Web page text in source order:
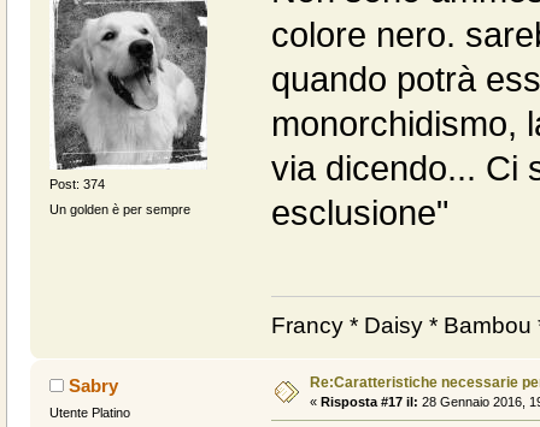
Post: 374
Un golden è per sempre
colore nero.
quando potrà
monorchidismo,
via dicendo... Ci
esclusione"
Francy * Daisy * Bambou
Sabry
Utente Platino
Re:Caratteristiche necessarie
« Risposta #17 il: 28 Gennaio 2016,